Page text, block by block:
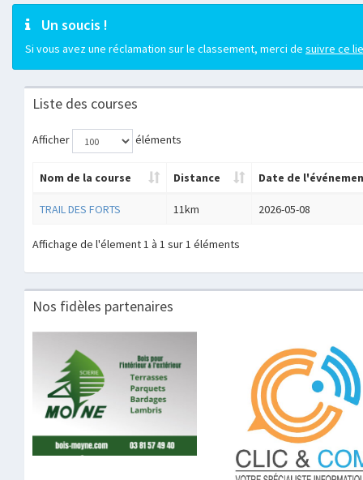
Un soucis !
Si vous avez une réclamation sur le classement, merci de suivre ce
Liste des courses
Afficher éléments
Nom de la course Distance Date de
TRAIL DES FORTS 11km 2026-05-08
Affichage de l'élement 1 à 1 sur 1 éléments
Nos fidèles partenaires